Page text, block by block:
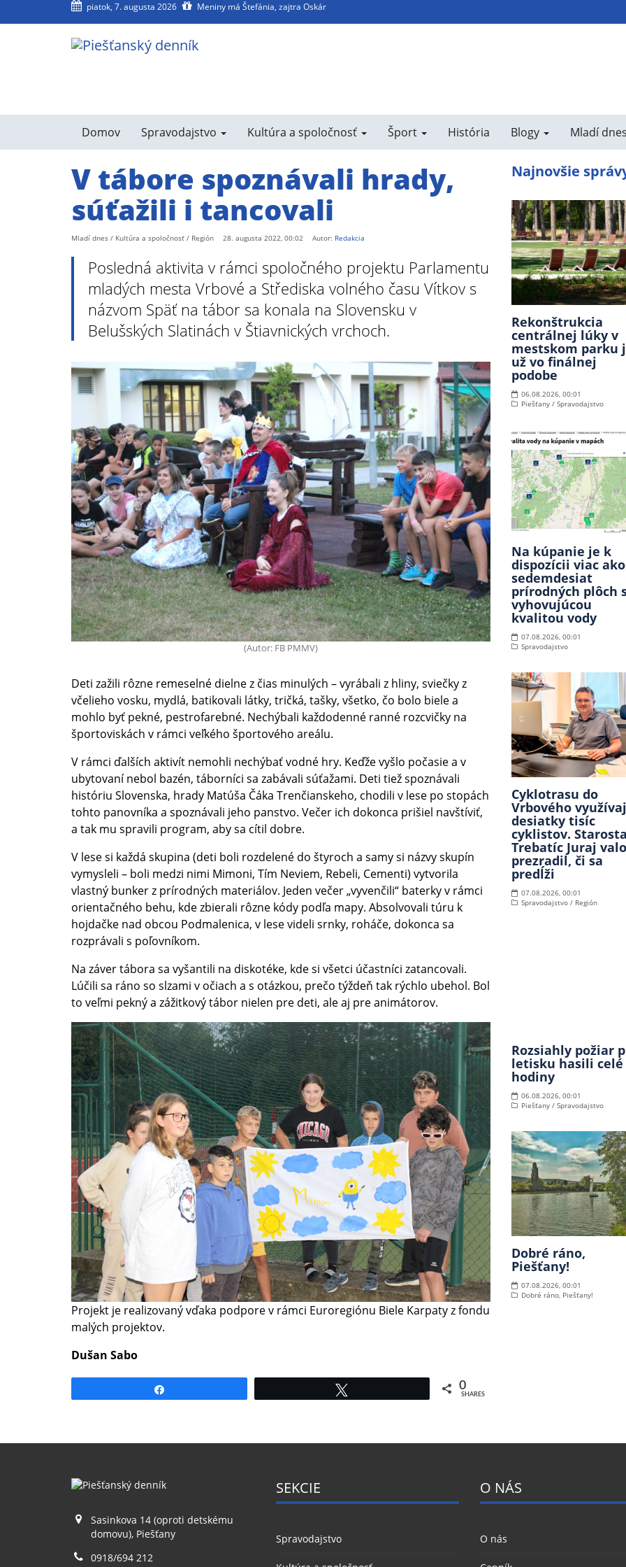
piatok, 7. augusta 2026 Meniny má Štefánia, zajtra Oskár
Domov Spravodajstvo Kultúra a spoločnosť Šport História Blogy Mladí
V tábore spoznávali hrady,
súťažili i tancovali
Mladí dnes / Kultúra a spoločnosť / Región 28. augusta 2022, 00:02 Autor: Redakcia
Posledná aktivita v rámci spoločného projektu Parlamentu
mladých mesta Vrbové a Střediska volného času Vítkov s
názvom Späť na tábor sa konala na Slovensku v
Belušských Slatinách v Štiavnických vrchoch.
(Autor: FB PMMV)
Deti zažili rôzne remeselné dielne z čias minulých – vyrábali z hliny, sviečky z
včelieho vosku, mydlá, batikovali látky, tričká, tašky, všetko, čo bolo biele a
mohlo byť pekné, pestrofarebné. Nechýbali každodenné ranné rozcvičky na
športoviskách v rámci veľkého športového areálu.
V rámci ďalších aktivít nemohli nechýbať vodné hry. Keďže vyšlo počasie a v
ubytovaní nebol bazén, táborníci sa zabávali súťažami. Deti tiež spoznávali
históriu Slovenska, hrady Matúša Čáka Trenčianskeho, chodili v lese po stopách
tohto panovníka a spoznávali jeho panstvo. Večer ich dokonca prišiel navštíviť,
a tak mu spravili program, aby sa cítil dobre.
V lese si každá skupina (deti boli rozdelené do štyroch a samy si názvy skupín
vymysleli – boli medzi nimi Mimoni, Tím Neviem, Rebeli, Cementi) vytvorila
vlastný bunker z prírodných materiálov. Jeden večer „vyvenčili“ baterky v rámci
orientačného behu, kde zbierali rôzne kódy podľa mapy. Absolvovali túru k
hojdačke nad obcou Podmalenica, v lese videli srnky, roháče, dokonca sa
rozprávali s poľovníkom.
Na záver tábora sa vyšantili na diskotéke, kde si všetci účastníci zatancovali.
Lúčili sa ráno so slzami v očiach a s otázkou, prečo týždeň tak rýchlo ubehol. Bol
to veľmi pekný a zážitkový tábor nielen pre deti, ale aj pre animátorov.
Projekt je realizovaný vďaka podpore v rámci Euroregiónu Biele Karpaty z fondu
malých projektov.
Dušan Sabo
0
SHARES
Najnovšie
Rekonštrukcia
centrálnej lúky v
mestskom parku
už vo finálnej
podobe
06.08.2026, 00:01
Piešťany / Spravodajstvo
Na kúpanie je k
dispozícii viac ako
sedemdesiat
prírodných plôch
vyhovujúcou
kvalitou vody
07.08.2026, 00:01
Spravodajstvo
Cyklotrasu do
Vrbového
desiatky tisíc
cyklistov.
Trebatíc Juraj valo
prezradil, či sa
predĺži
07.08.2026, 00:01
Spravodajstvo / Región
Rozsiahly požiar
letisku hasili celé
hodiny
06.08.2026, 00:01
Piešťany / Spravodajstvo
Dobré ráno,
Piešťany!
07.08.2026, 00:01
Dobré ráno, Piešťany!
Sasinkova 14 (oproti detskému
domovu), Piešťany
0918/694 212
SEKCIE
Spravodajstvo
O NÁS
O nás